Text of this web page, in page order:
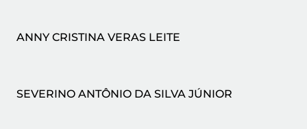
ANNY CRISTINA VERAS LEITE
SEVERINO ANTÔNIO DA SILVA JÚNIOR